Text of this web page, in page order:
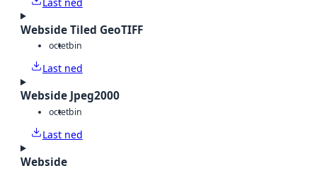
Webside Tiled GeoTIFF
octetbin
Last ned
Webside Jpeg2000
octetbin
Last ned
Webside